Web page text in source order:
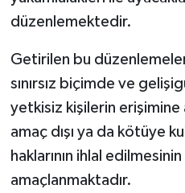
düzenlemektedir.
Getirilen bu
sınırsız biçimde ve
yetkisiz kişilerin erişimine
amaç dışı ya da kötüye
haklarının ihlal
amaçlanmaktadır.